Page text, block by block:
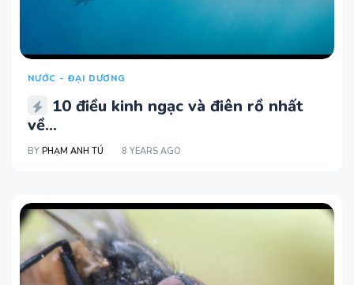
NƯỚC - ĐẠI DƯƠNG
10 điều kinh ngạc và điên rồ nhất
về...
BY PHẠM ANH TÚ 8 YEARS AGO